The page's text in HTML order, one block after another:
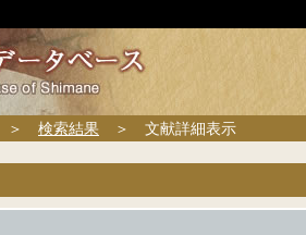
＞ 検索結果 ＞ 文献詳細表示